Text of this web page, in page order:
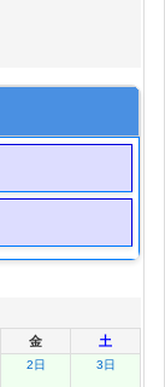
金 土
2日 3日